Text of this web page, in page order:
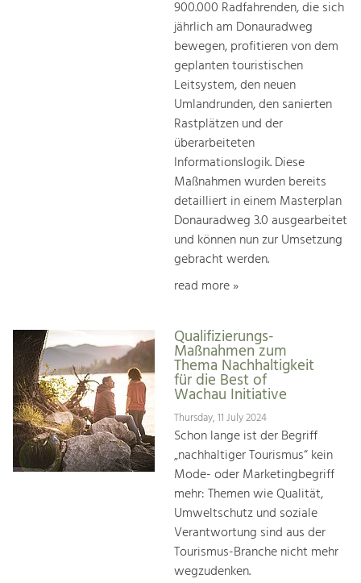
900.000 Radfahrenden, die sich
jährlich am Donauradweg
bewegen, profitieren von dem
geplanten touristischen
Leitsystem, den neuen
Umlandrunden, den sanierten
Rastplätzen und der
überarbeiteten
Informationslogik. Diese
Maßnahmen wurden bereits
detailliert in einem Masterplan
Donauradweg 3.0 ausgearbeitet
und können nun zur Umsetzung
gebracht werden.
read more »
Qualifizierungs-
Maßnahmen zum
Thema Nachhaltigkeit
für die Best of
Wachau Initiative
Thursday, 11 July 2024
Schon lange ist der Begriff
„nachhaltiger Tourismus“ kein
Mode- oder Marketingbegriff
mehr: Themen wie Qualität,
Umweltschutz und soziale
Verantwortung sind aus der
Tourismus-Branche nicht mehr
wegzudenken.